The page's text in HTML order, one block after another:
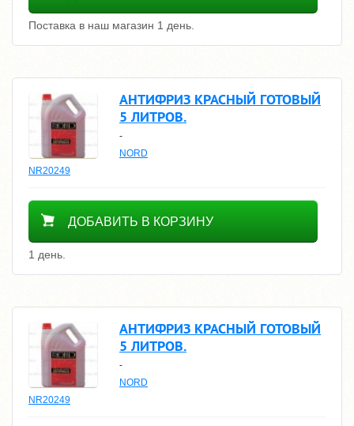
Поставка в наш магазин 1 день.
АНТИФРИЗ КРАСНЫЙ ГОТОВЫЙ
5 ЛИТРОВ.
-
NORD
NR20249
1700
ДОБАВИТЬ В КОРЗИНУ
1 день.
АНТИФРИЗ КРАСНЫЙ ГОТОВЫЙ
5 ЛИТРОВ.
-
NORD
NR20249